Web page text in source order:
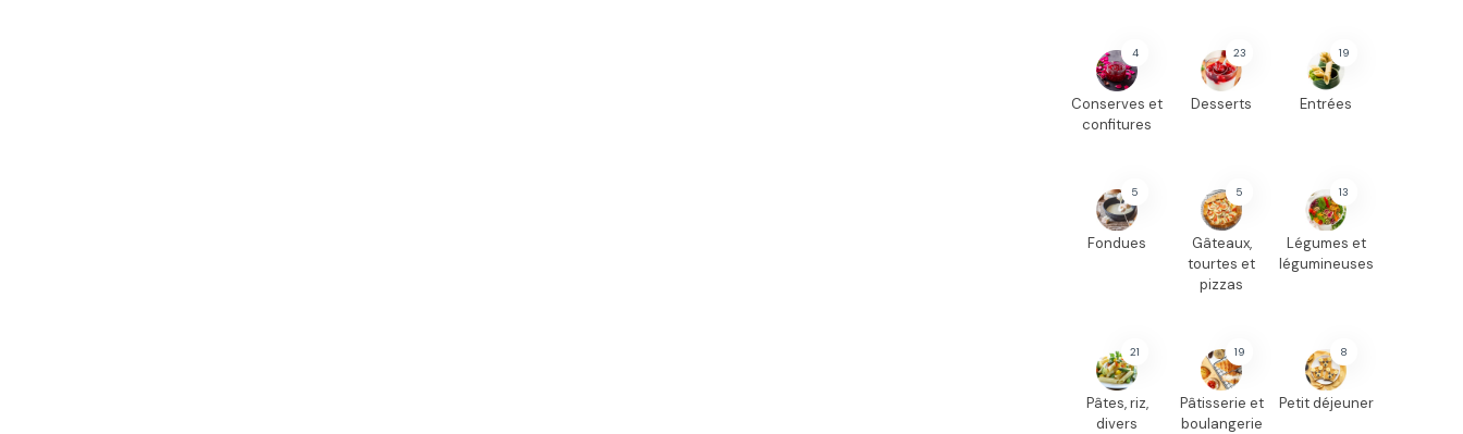
4
Conserves et
confitures
23
Desserts
19
Entrées
5
Fondues
5
Gâteaux,
tourtes et
pizzas
13
Légumes et
légumineuses
21
Pâtes, riz,
divers
19
Pâtisserie et
boulangerie
8
Petit déjeuner